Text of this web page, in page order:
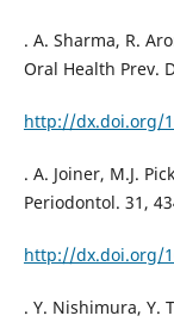
. A. Sharma, R.
Oral Health Prev.
http://dx.doi.org/
. A. Joiner, M.J.
Periodontol. 31,
http://dx.doi.org/
. Y. Nishimura, Y.